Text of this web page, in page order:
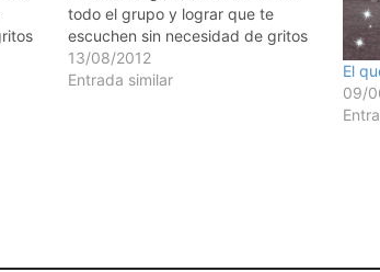
todo el grupo y lograr que te
escuchen sin necesidad de gritos
y sombrerazos? Los nios estarn
atentos si les gusta lo que
13/08/2012
Entrada similar
El
09/